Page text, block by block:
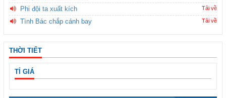
Phi đội ta xuất kích Tải về
Tình Bác chắp cánh bay Tải về
THỜI TIẾT
TỈ GIÁ